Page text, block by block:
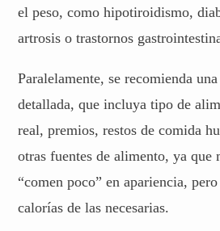
el peso, como hipotiroidismo,
artrosis o trastornos
Paralelamente, se recomienda
detallada, que incluya tipo de
real, premios, restos de comida
otras fuentes de alimento, ya que
“comen poco” en apariencia,
calorías de las necesarias.